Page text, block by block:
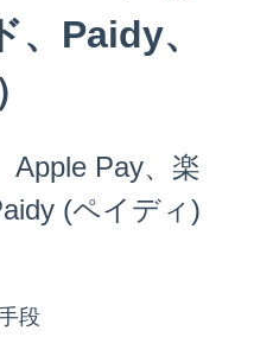
、Paidy、
Apple Pay、楽
(ペイディ)
段